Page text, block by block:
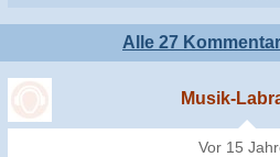
Alle 27
Musik-
Vor 15